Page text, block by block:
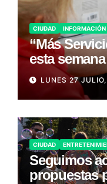
CIUDAD INFORMACIÓN
“Más
esta
LUNES 27
CIUDAD
Seguimos
propuestas